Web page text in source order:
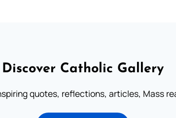
Discover Catholic Gallery
quotes, reflections, articles, Mass